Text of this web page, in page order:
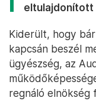
Kiderült, hogy
kapcsán beszél
ügyészség, az
regnáló